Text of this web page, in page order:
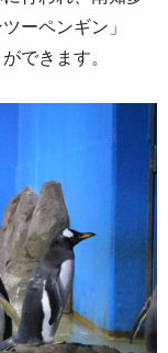
ーペンギン」
できます。